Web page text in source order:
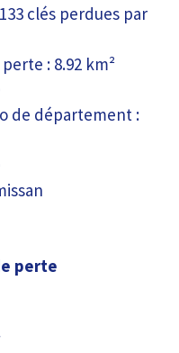
clés perdues par
: 8.92 km²
de département :
perte